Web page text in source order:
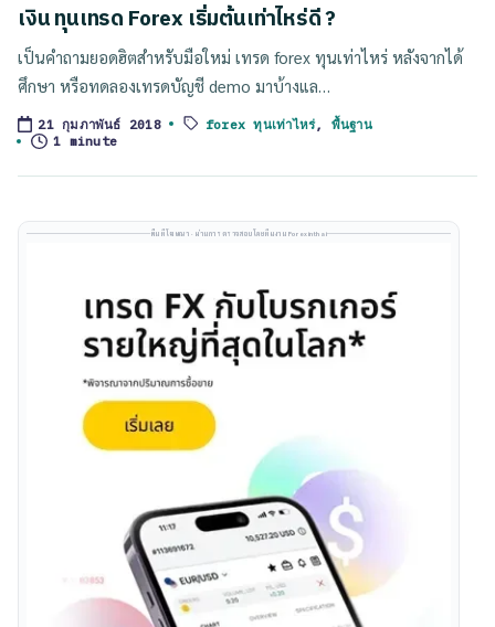
เงิน ทุนเทรด Forex เริ่มต้นเท่าไหร่ดี ?
เป็นคำถามยอดฮิตสำหรับมือใหม่ เทรด forex ทุนเท่าไหร่ หลังจากได้
ศึกษา หรือทดลองเทรดบัญชี demo มาบ้างแล…
21 กุมภาพันธ์ 2018
Tags: forex ทุนเท่าไหร่, พื้นฐาน
1 minute
พื้นที่โฆษณา · ผ่านการตรวจสอบโดยทีมงาน Forexinthai